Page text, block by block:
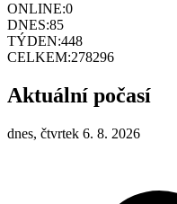
ONLINE:0
DNES:85
TÝDEN:448
CELKEM:278296
Aktuální počasí
dnes, čtvrtek 6. 8. 2026